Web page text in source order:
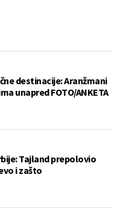
destinacije: Aranžmani
unapred FOTO/ANKETA
Tajland prepolovio
i zašto